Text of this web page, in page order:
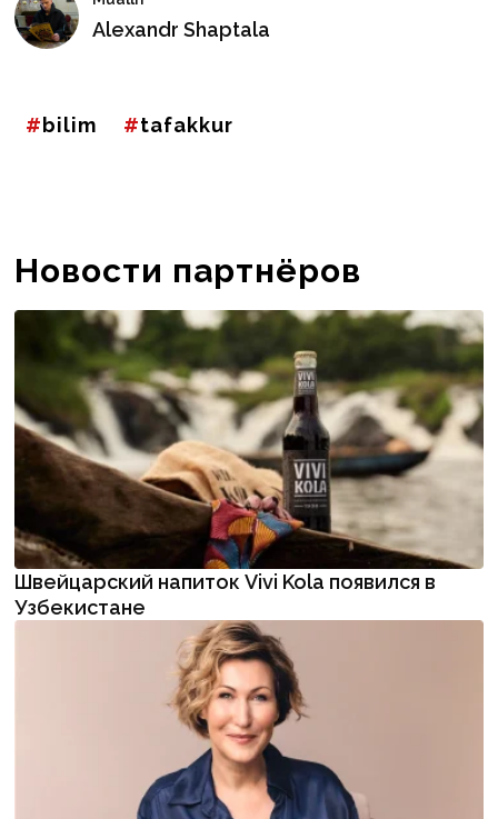
Alexandr Shaptala
bilim tafakkur
Новости партнёров
Швейцарский напиток Vivi Kola появился в
Узбекистане